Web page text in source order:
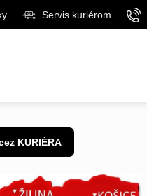
Servis kuriérom
KURIÉRA